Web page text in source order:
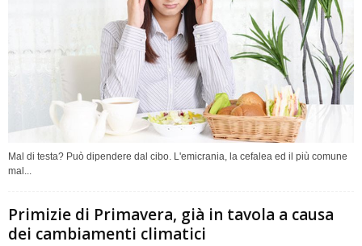
Mal di testa? Può dipendere dal cibo. L'emicrania, la cefalea ed il più comune
mal...
Primizie di Primavera, già in tavola a causa
dei cambiamenti climatici